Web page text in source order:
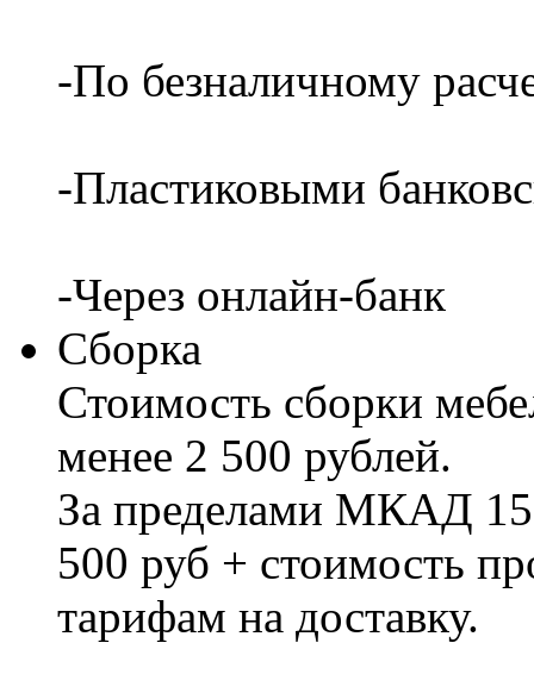
-По безналичному
-Пластиковыми
-Через онлайн-банк
Сборка
Стоимость сборки
менее 2 500 рублей.
За пределами МКАД
500 руб + стоимость
тарифам на доставку.